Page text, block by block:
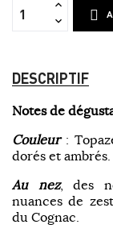
DESCRIPTIF
Notes de
Couleur:
dorés et ambrés.
Au nez, des
nuances de
du Cognac.